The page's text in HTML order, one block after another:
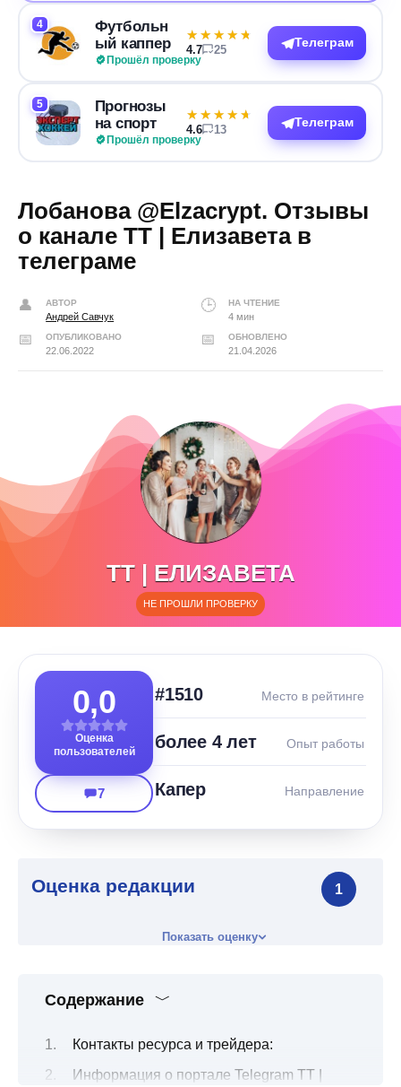
4
Футбольн
ый каппер
Прошёл проверку
★★★★★
★★★★★
4.7 25
Телеграм
5
Прогнозы
на спорт
Прошёл проверку
★★★★★
★★★★★
4.6 13
Телеграм
Лобанова @Elzacrypt. Отзывы
о канале TT | Елизавета в
телеграме
АВТОР
Андрей Савчук
НА ЧТЕНИЕ
4 мин
ОПУБЛИКОВАНО
22.06.2022
ОБНОВЛЕНО
21.04.2026
TT | ЕЛИЗАВЕТА
НЕ ПРОШЛИ ПРОВЕРКУ
0,0
Оценка
пользователей
7
#1510 Место в рейтинге
более 4 лет Опыт работы
Капер Направление
Оценка редакции 1
Показать оценку
Содержание
Контакты ресурса и трейдера:
Информация о портале Telegram TT |